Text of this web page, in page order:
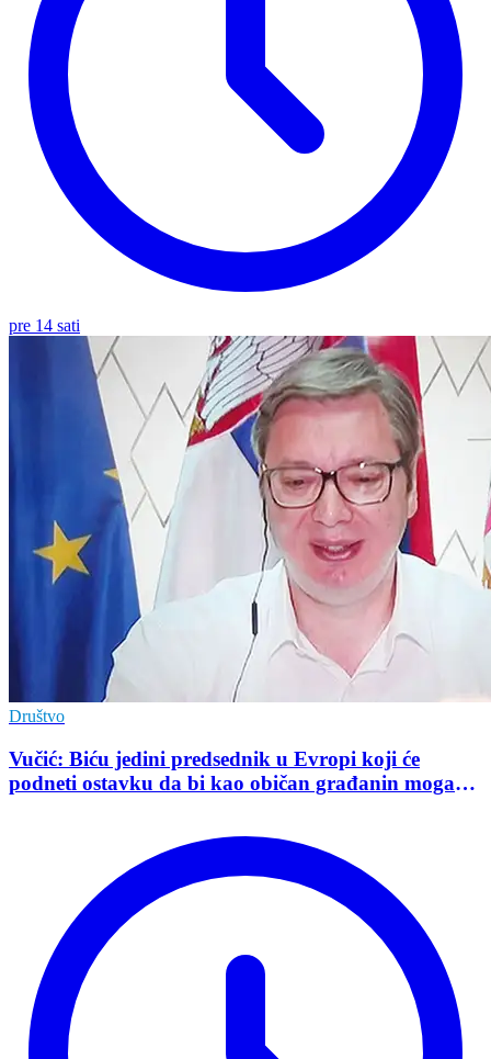
pre 14 sati
Društvo
Vučić: Biću jedini predsednik u Evropi koji će
podneti ostavku da bi kao običan građanin mogao